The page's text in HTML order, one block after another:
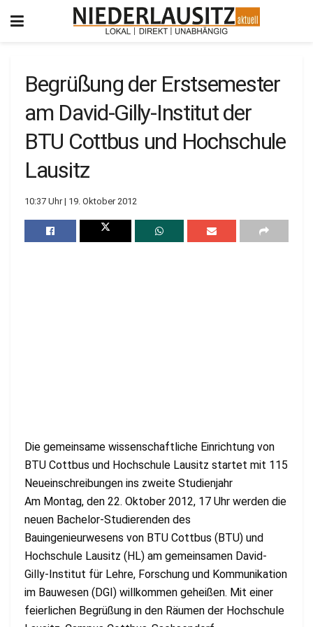
Begrüßung der Erstsemester
am David-Gilly-Institut der
BTU Cottbus und Hochschule
Lausitz
10:37 Uhr | 19. Oktober 2012
Die gemeinsame wissenschaftliche Einrichtung von
BTU Cottbus und Hochschule Lausitz startet mit 115
Neueinschreibungen ins zweite Studienjahr
Am Montag, den 22. Oktober 2012, 17 Uhr werden die
neuen Bachelor-Studierenden des
Bauingenieurwesens von BTU Cottbus (BTU) und
Hochschule Lausitz (HL) am gemeinsamen David-
Gilly-Institut für Lehre, Forschung und Kommunikation
im Bauwesen (DGI) willkommen geheißen. Mit einer
feierlichen Begrüßung in den Räumen der Hochschule